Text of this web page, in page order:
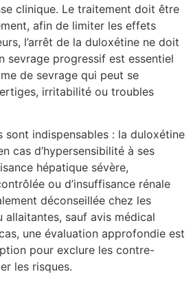
clinique. Le traitement doit être
afin de limiter les effets
l’arrêt de la duloxétine ne doit
sevrage progressif est essentiel
de sevrage qui peut se
irritabilité ou troubles
sont indispensables : la duloxétine
cas d’hypersensibilité à ses
hépatique sévère,
ou d’insuffisance rénale
déconseillée chez les
allaitantes, sauf avis médical
une évaluation approfondie est
pour exclure les contre-
les risques.